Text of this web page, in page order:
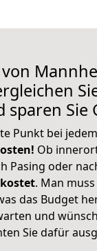
sparen Sie
Punkt bei
Ob
Pasing oder
. Man
das Budget
und
Sie dafür